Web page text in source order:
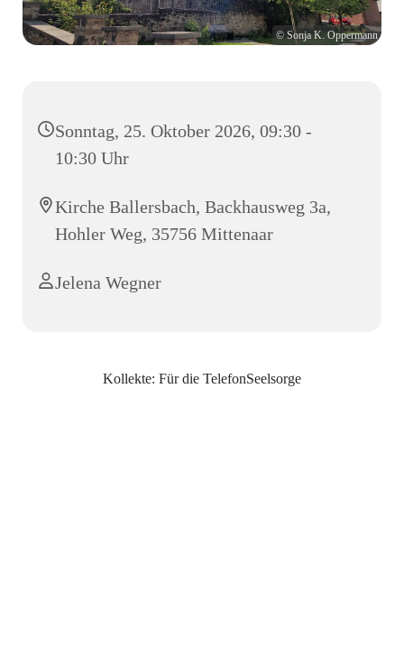
© Sonja K. Oppermann
Sonntag, 25. Oktober 2026, 09:30 -
10:30 Uhr
Kirche Ballersbach, Backhausweg 3a,
Hohler Weg, 35756 Mittenaar
Jelena Wegner
Kollekte: Für die TelefonSeelsorge